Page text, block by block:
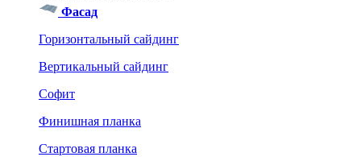
Фасад
Горизонтальный сайдинг
Вертикальный сайдинг
Софит
Финишная планка
Стартовая планка